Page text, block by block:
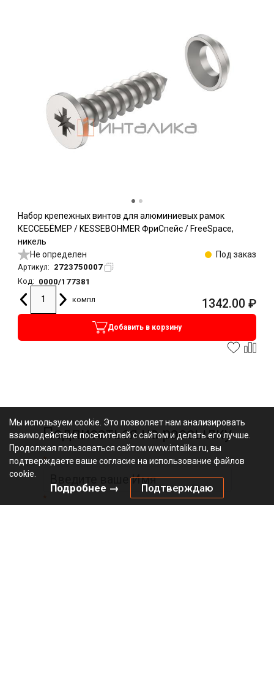
Набор крепежных винтов для алюминиевых рамок
КЕССЕБЁМЕР / KESSEBOHMER ФриСпейс / FreeSpace,
никель
Не определен
Под заказ
Артикул: 2723750007
Код:
0000/177381
компл
1342.00 ₽
Добавить в корзину
Подписаться на рассылку
*
Мы используем cookie. Это позволяет нам анализировать
взаимодействие посетителей с сайтом и делать его лучше.
Продолжая пользоваться сайтом www.intalika.ru, вы
подтверждаете ваше согласие на использование файлов
cookie.
Подробнее → Подтверждаю